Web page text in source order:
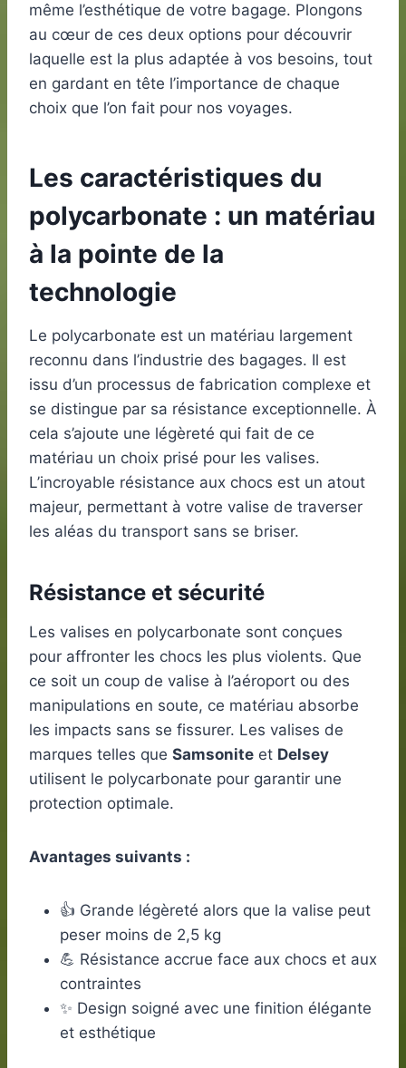
même l’esthétique de votre bagage. Plongons
au cœur de ces deux options pour découvrir
laquelle est la plus adaptée à vos besoins, tout
en gardant en tête l’importance de chaque
choix que l’on fait pour nos voyages.
Les caractéristiques du
polycarbonate : un matériau
à la pointe de la
technologie
Le polycarbonate est un matériau largement
reconnu dans l’industrie des bagages. Il est
issu d’un processus de fabrication complexe et
se distingue par sa résistance exceptionnelle. À
cela s’ajoute une légèreté qui fait de ce
matériau un choix prisé pour les valises.
L’incroyable résistance aux chocs est un atout
majeur, permettant à votre valise de traverser
les aléas du transport sans se briser.
Résistance et sécurité
Les valises en polycarbonate sont conçues
pour affronter les chocs les plus violents. Que
ce soit un coup de valise à l’aéroport ou des
manipulations en soute, ce matériau absorbe
les impacts sans se fissurer. Les valises de
marques telles que Samsonite et Delsey
utilisent le polycarbonate pour garantir une
protection optimale.
Avantages suivants :
👍 Grande légèreté alors que la valise peut
peser moins de 2,5 kg
💪 Résistance accrue face aux chocs et aux
contraintes
✨ Design soigné avec une finition élégante
et esthétique